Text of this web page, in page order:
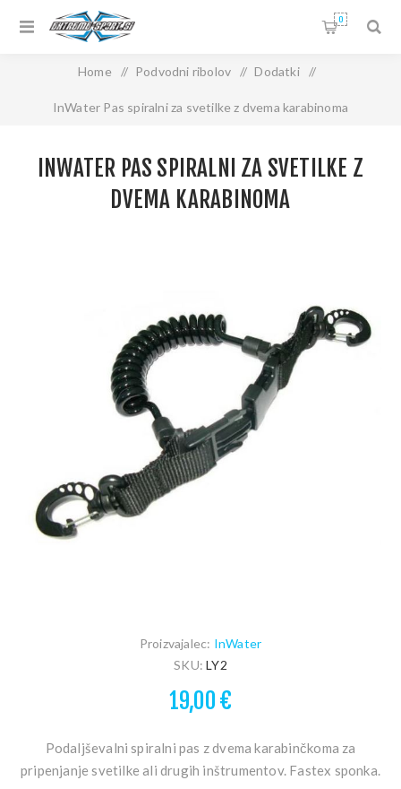
0
Home / Podvodni ribolov / Dodatki /
InWater Pas spiralni za svetilke z dvema karabinoma
INWATER PAS SPIRALNI ZA SVETILKE Z
DVEMA KARABINOMA
Proizvajalec: InWater
SKU: LY2
19,00 €
Podaljševalni spiralni pas z dvema karabinčkoma za
pripenjanje svetilke ali drugih inštrumentov. Fastex sponka.